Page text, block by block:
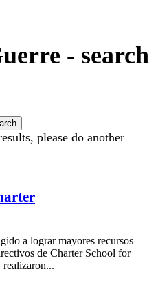
- search
please do another
a lograr mayores recursos
de Charter School for